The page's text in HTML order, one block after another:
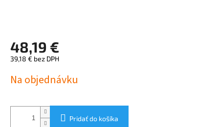
48,19 €
39,18 € bez DPH
cena:
Na objednávku
Pridať do košíka